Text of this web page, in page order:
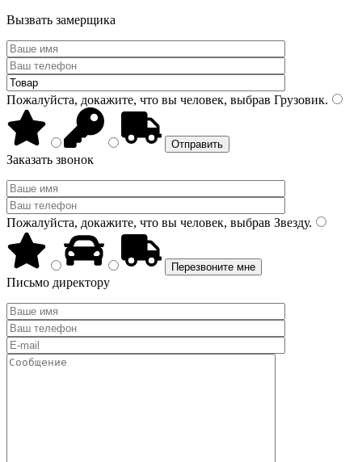
Вызвать замерщика
Пожалуйста, докажите, что вы человек, выбрав Грузовик.
Заказать звонок
Пожалуйста, докажите, что вы человек, выбрав Звезду.
Письмо директору